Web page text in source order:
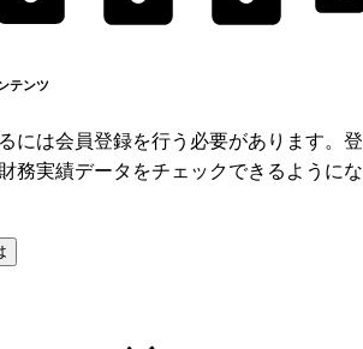
テンツ
には会員登録を行う必要があります。登
務実績データをチェックできるようにな